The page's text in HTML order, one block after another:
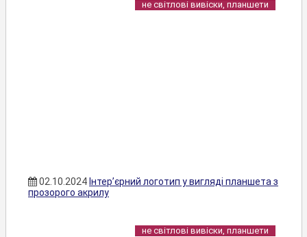
не світлові вивіски, планшети
02.10.2024 Інтер’єрний логотип у вигляді планшета з
прозорого акрилу
не світлові вивіски, планшети